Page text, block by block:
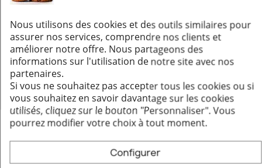
Aperçu rapide
Bride de Sécurité 1.0 - Pour simple paroi
13,68 €10,26 €
Ajouter au panier
Nous utilisons des cookies et des outils similaires pour
assurer nos services, comprendre nos clients et
améliorer notre offre. Nous partageons des
informations sur l'utilisation de notre site avec nos
partenaires.
Si vous ne souhaitez pas accepter tous les cookies ou si
vous souhaitez en savoir davantage sur les cookies
utilisés, cliquez sur le bouton "Personnaliser".Vous
pourrez modifier votre choix à tout moment.
Configurer